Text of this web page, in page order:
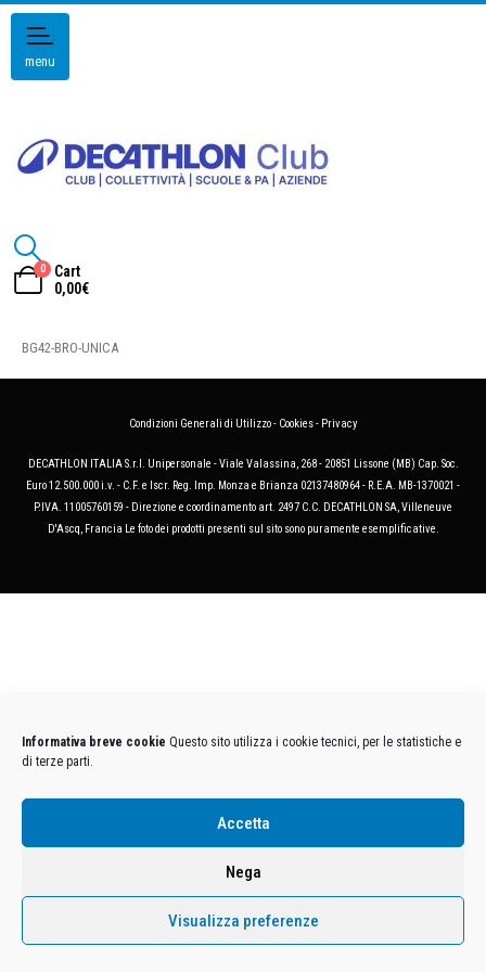
Informativa breve cookie Questo sito utilizza i cookie tecnici, per le statistiche e
di terze parti.
Accetta
Nega
Visualizza preferenze
menu
0
Cart
0,00€
BG42-BRO-UNICA
Condizioni Generali di Utilizzo- Cookies- Privacy
DECATHLON ITALIA S.r.l. Unipersonale - Viale Valassina, 268 - 20851 Lissone (MB) Cap. Soc.
Euro 12.500.000 i.v. - C.F. e Iscr. Reg. Imp. Monza e Brianza 02137480964 - R.E.A. MB-1370021 -
P.IVA. 11005760159 - Direzione e coordinamento art. 2497 C.C. DECATHLON SA, Villeneuve
D'Ascq, Francia Le foto dei prodotti presenti sul sito sono puramente esemplificative.